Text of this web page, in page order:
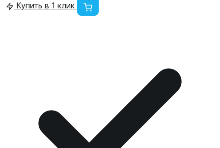
Купить в 1 клик